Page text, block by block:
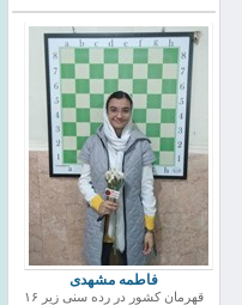
فاطمه مشهدی
قهرمان کشور در رده سنی زیر ۱۶